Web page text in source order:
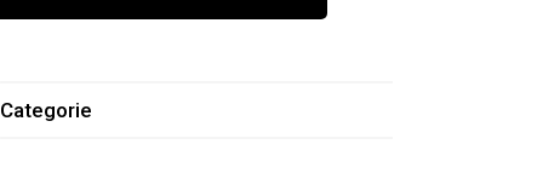
Categorie